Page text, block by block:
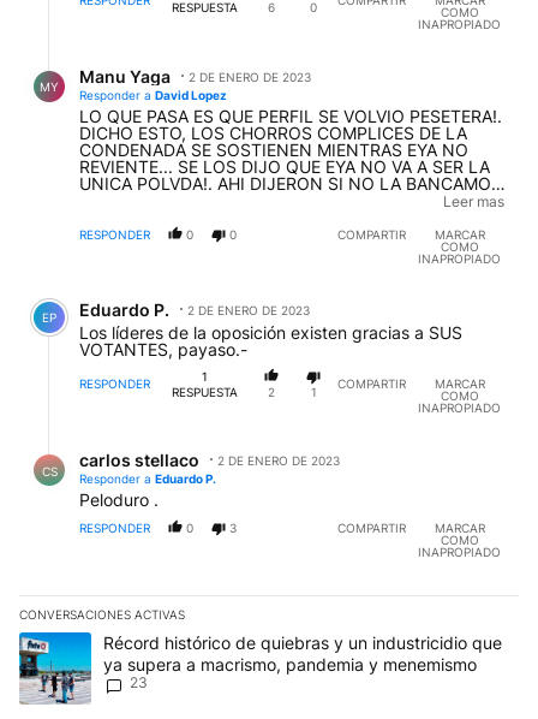
RESPUESTA 6 0
COMO
INAPROPIADO
MY
Manu Yaga
2 DE ENERO DE 2023
Responder a David Lopez
LO QUE PASA ES QUE PERFIL SE VOLVIO PESETERA!.
DICHO ESTO, LOS CHORROS COMPLICES DE LA
CONDENADA SE SOSTIENEN MIENTRAS EYA NO
REVIENTE... SE LOS DIJO QUE EYA NO VA A SER LA
UNICA POLVDA!. AHI DIJERON SI NO LA BANCAMOS
AFANAN CON LA FRANQUICIA QUE LES DA EL
Leer mas
RESPONDER 0 0 COMPARTIR
MARCAR
COMO
INAPROPIADO
EP Eduardo P. 2 DE ENERO DE 2023
Los líderes de la oposición existen gracias a SUS
VOTANTES, payaso.-
RESPONDER
1
RESPUESTA
2 1
COMPARTIR
MARCAR
COMO
INAPROPIADO
CS
carlos stellaco
2 DE ENERO DE 2023
Responder a Eduardo P.
Peloduro .
RESPONDER 0 3 COMPARTIR
MARCAR
COMO
INAPROPIADO
CONVERSACIONES ACTIVAS
Este listado muestra los artículos con más comentarios en los
Un artículo de tendencia con el título "Récord histórico de
Récord histórico de quiebras y un industricidio que
ya supera a macrismo, pandemia y menemismo
23